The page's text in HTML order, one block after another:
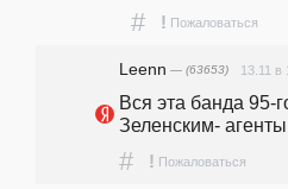
# ! Пожаловаться
Leenn — (63653) 13.11 в
Вся эта банда 95-
Зеленским-
# ! Пожаловаться